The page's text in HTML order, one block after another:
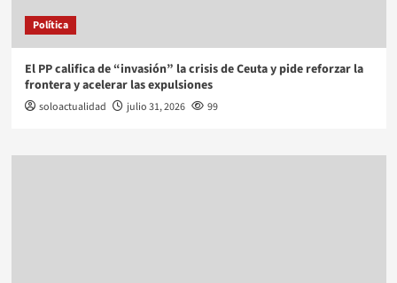
Política
El PP califica de “invasión” la crisis de Ceuta y pide reforzar la
frontera y acelerar las expulsiones
soloactualidad julio 31, 2026 99